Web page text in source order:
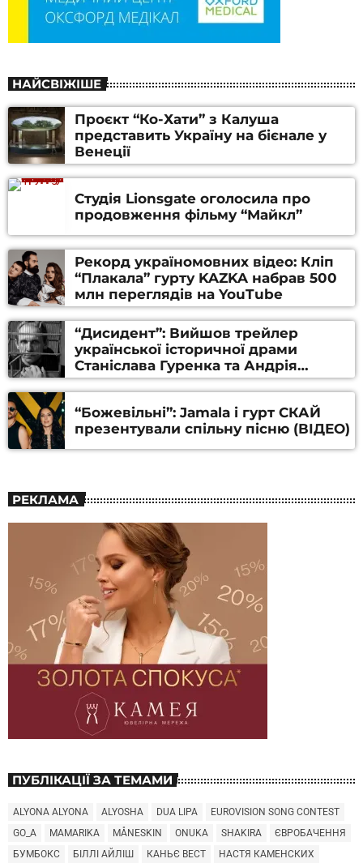
НАЙСВІЖІШЕ
Проєкт “Ко-Хати” з Калуша
представить Україну на бієнале у
Венеції
Студія Lionsgate оголосила про
продовження фільму “Майкл”
Рекорд україномовних відео: Кліп
“Плакала” гурту KAZKA набрав 500
млн переглядів на YouTube
“Дисидент”: Вийшов трейлер
української історичної драми
Станіслава Гуренка та Андрія
Алфьорова (ВІДЕО)
“Божевільні”: Jamala і гурт СКАЙ
презентували спільну пісню (ВІДЕО)
РЕКЛАМА
ПУБЛІКАЦІЇ ЗА ТЕМАМИ
ALYONA ALYONA ALYOSHA DUA LIPA
EUROVISION SONG CONTEST
GO_A
MAMARIKA MÅNESKIN ONUKA SHAKIRA
ЄВРОБАЧЕННЯ
БУМБОКС
БІЛЛІ АЙЛІШ КАНЬЄ ВЕСТ
НАСТЯ КАМЕНСКИХ